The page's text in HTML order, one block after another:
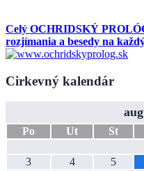
Celý OCHRIDSKÝ
rozjímania a besedy na
Cirkevný kalendár
Po Ut St
3
4 5